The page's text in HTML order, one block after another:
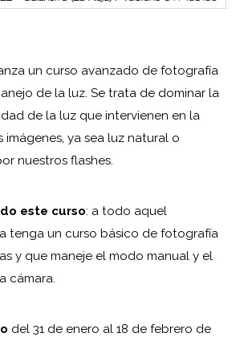
un curso avanzado de fotografía
de la luz. Se trata de dominar la
de la luz que intervienen en la
imágenes, ya sea luz natural o
nuestros flashes.
este curso: a todo aquel
tenga un curso básico de fotografía
y que maneje el modo manual y el
cámara.
del 31 de enero al 18 de febrero de